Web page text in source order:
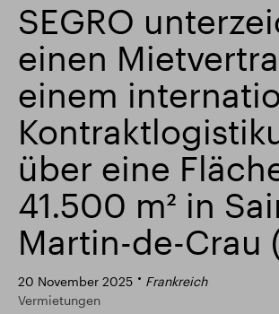
Verantwortlich SEGRO Slough
Finanzielle Ergebnisse Trading-
Intelligenter Park Responsible
SEGRO
einen
einem
über eine
41.500 m² in
Martin-de-Crau
20 November 2025
Frankreich
Vermietungen